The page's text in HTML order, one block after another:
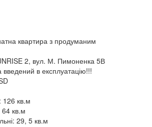
квартира з продуманим
2, вул. М. Пимоненка 5В
введений в експлуатацію!!!
126 кв.м
кв.м
29, 5 кв.м